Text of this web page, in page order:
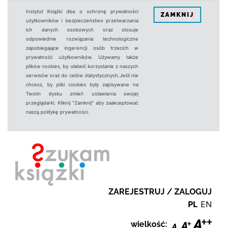
Instytut Książki dba o ochronę prywatności
użytkowników i bezpieczeństwo przetwarzania
ich danych osobowych oraz stosuje
odpowiednie rozwiązania technologiczne
zapobiegające ingerencji osób trzecich w
prywatność użytkowników. Używamy także
plików cookies, by ułatwić korzystanie z naszych
serwisów oraz do celów statystycznych.Jeśli nie
chcesz, by pliki cookies były zapisywane na
Twoim dysku zmień ustawienia swojej
przeglądarki. Kliknij "Zamknij" aby zaakceptować
naszą politykę prywatności.
ZAMKNIJ
ZAREJESTRUJ / ZALOGUJ
PL EN
wielkość: